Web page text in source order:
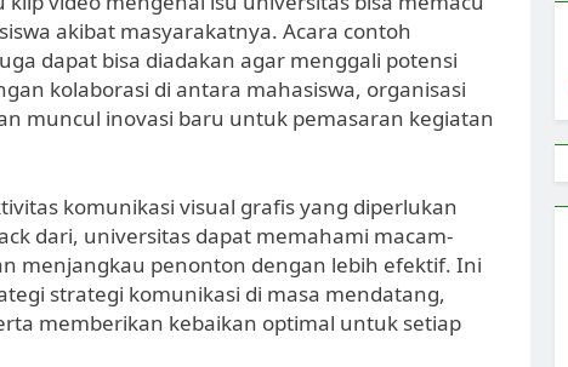
akibat masyarakatnya. Acara contoh
dapat bisa diadakan agar menggali potensi
kolaborasi di antara mahasiswa, organisasi
muncul inovasi baru untuk pemasaran kegiatan
komunikasi visual grafis yang diperlukan
dari, universitas dapat memahami macam-
menjangkau penonton dengan lebih efektif. Ini
strategi komunikasi di masa mendatang,
memberikan kebaikan optimal untuk setiap